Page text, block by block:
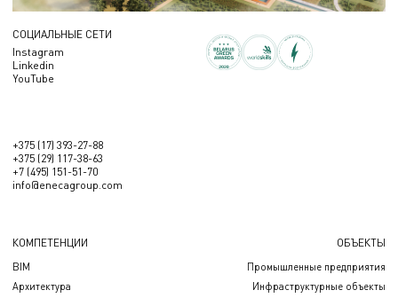
СОЦИАЛЬНЫЕ СЕТИ
Instagram
Linkedin
YouTube
+375 (17) 393-27-88
+375 (29) 117-38-63
+7 (495) 151-51-70
info@enecagroup.com
КОМПЕТЕНЦИИ
BIM
Архитектура
ОБЪЕКТЫ
Промышленные предприятия
Инфраструктурные объекты